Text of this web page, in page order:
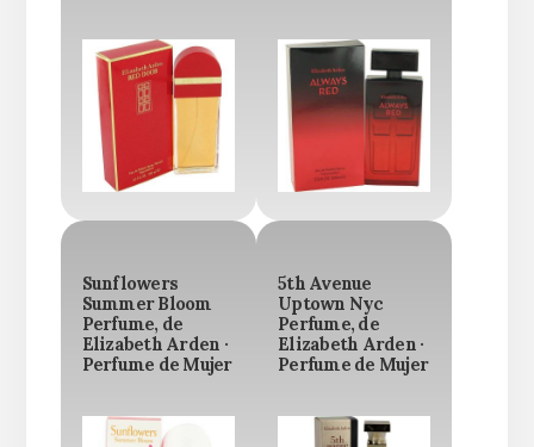
Sunflowers
Summer Bloom
Perfume, de
Elizabeth Arden ·
Perfume de Mujer
5th Avenue
Uptown Nyc
Perfume, de
Elizabeth Arden ·
Perfume de Mujer